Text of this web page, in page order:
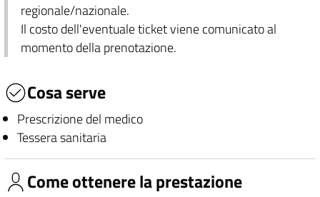
regionale/nazionale.
Il costo dell'eventuale ticket viene comunicato al
momento della prenotazione.
Cosa serve
Prescrizione del medico
Tessera sanitaria
Come ottenere la prestazione